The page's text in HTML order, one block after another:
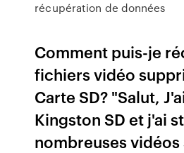
récupération de données
Comment puis-je
fichiers vidéo
Carte SD? "Salut,
Kingston SD et j'ai
nombreuses vidéos